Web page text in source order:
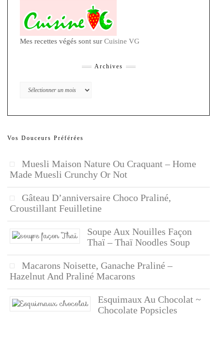
Mes recettes végés sont sur Cuisine VG
Archives
Archives
Vos Douceurs Préférées
Muesli Maison Nature Ou Craquant – Home
Made Muesli Crunchy Or Not
Gâteau D’anniversaire Choco Praliné,
Croustillant Feuilletine
Soupe Aux Nouilles Façon
Thaï – Thaï Noodles Soup
Macarons Noisette, Ganache Praliné –
Hazelnut And Praliné Macarons
Esquimaux Au Chocolat ~
Chocolate Popsicles